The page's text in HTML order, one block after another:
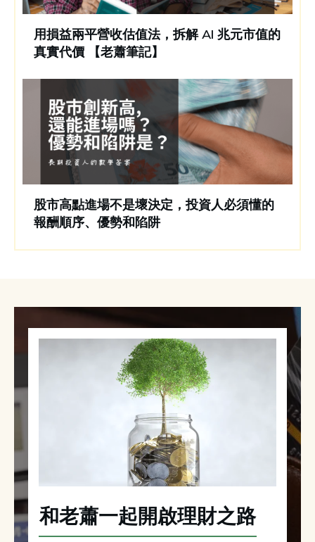
用損益兩平營收估值法，拆解 AI 兆元市值的
真實代價 【老蕭筆記】
股市高點進場不是壞決定，投資人必須懂的
報酬順序、優勢和陷阱
和老蕭一起開啟理財之路